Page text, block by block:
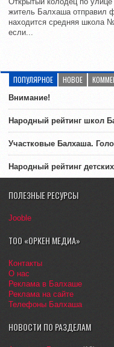
житель Балхаша отправил
находится средняя школа
если...
ПОПУЛЯРНОЕ НОВОЕ
Внимание!
Народный рейтинг школ
Участковые Балхаша.
Народный рейтинг
ПОЛЕЗНЫЕ РЕСУРСЫ
Jooble
ТОО «ОРКЕН МЕДИА»
Контакты
О нас
Реклама в Балхаше
Реклама на сайте
Телефоны Балхаша
НОВОСТИ ПО РАЗДЕЛАМ